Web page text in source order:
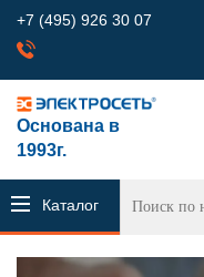
+7 (495) 926 30 07
Основана в
1993г.
Каталог
продукции